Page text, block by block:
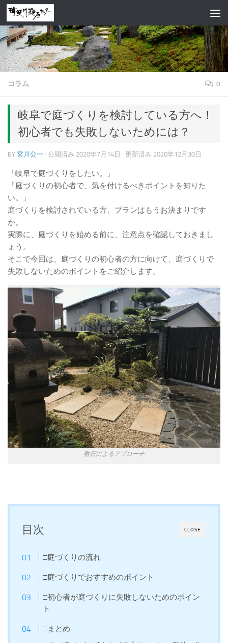
コンテンツへスキップ
コラム 0
岐阜で庭づくりを検討している方へ！
初心者でも失敗しないためには？
BY 宮川公一 · 公開済み 2020年7月14日 · 更新済み 2020年12月30日
「岐阜で庭づくりをしたい。」
「庭づくりの初心者で、気を付けるべきポイントを知りた
い。」
庭づくりを検討されている方、プランはもうお決まりです
か。
実際に、庭づくりを始める前に、注意点を確認しておきまし
ょう。
そこで今回は、庭づくりの初心者の方に向けて、庭づくりで
失敗しないためのポイントをご紹介します。
敷石によるアプローチ
CLOSE
目次
□庭づくりの流れ
□庭づくりでおすすめのポイント
□初心者が庭づくりに失敗しないためのポイン
ト
□まとめ